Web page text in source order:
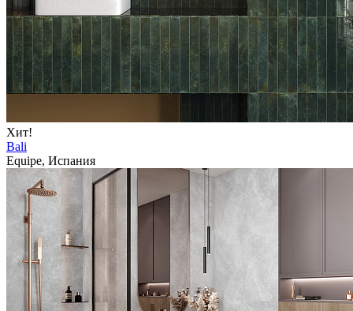
Хит!
Bali
Equipe, Испания